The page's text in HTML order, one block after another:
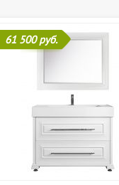
61 500 руб.